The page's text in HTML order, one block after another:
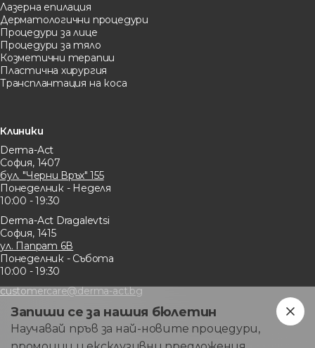
Лазерна eпилация
Дерматологични процедури
Процедури за лице
Процедури за тяло
Козметични терапии
Пластична хирургия
Трансплантация на коса
Клиники
Derma-Act
София, 1407
бул. "Черни Връх" 155
Понеделник - Неделя
10:00 - 19:30
Derma-Act Dragalevtsi
София, 1415
ул. Папрат 6В
Понеделник - Събота
10:00 - 19:30
customercare@derma-act.bg
Запиши се за нашия бюлетин
Научавай пръв за най-новите процедури,